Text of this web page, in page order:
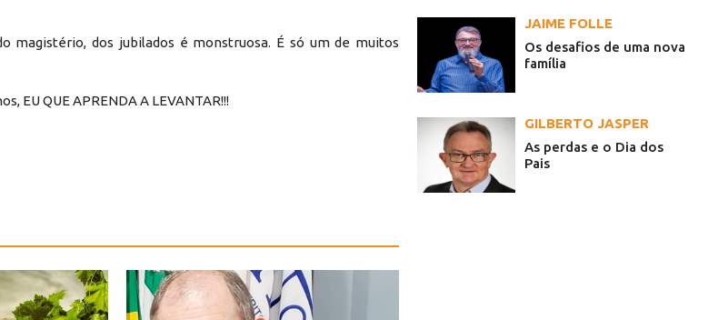
magistério, dos jubilados é monstruosa. É só um de muitos
EU QUE APRENDA A LEVANTAR!!!
JAIME FOLLE
Os desafios de uma nova
família
GILBERTO JASPER
As perdas e o Dia dos
Pais